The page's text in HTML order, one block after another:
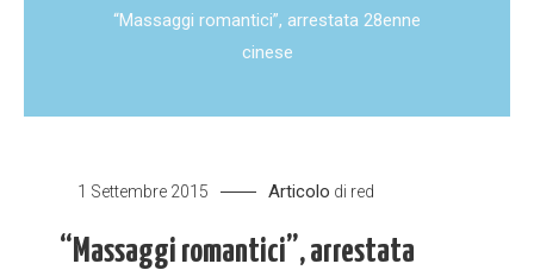
“Massaggi romantici”, arrestata 28enne
cinese
1 Settembre 2015 Articolo di red
“Massaggi romantici”, arrestata